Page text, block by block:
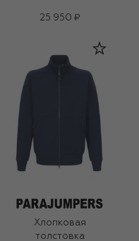
25 950 ₽
Хлопковая
толстовка